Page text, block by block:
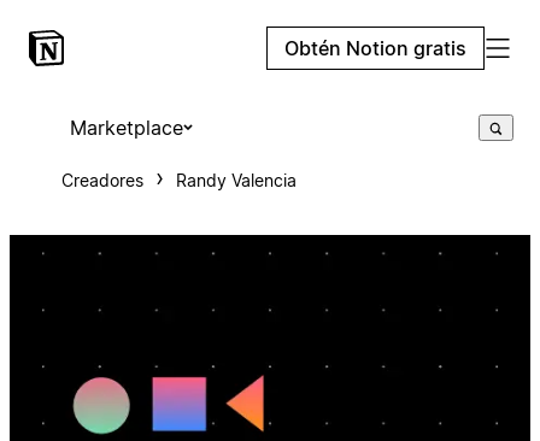
Obtén Notion gratis
Marketplace
Creadores Randy Valencia